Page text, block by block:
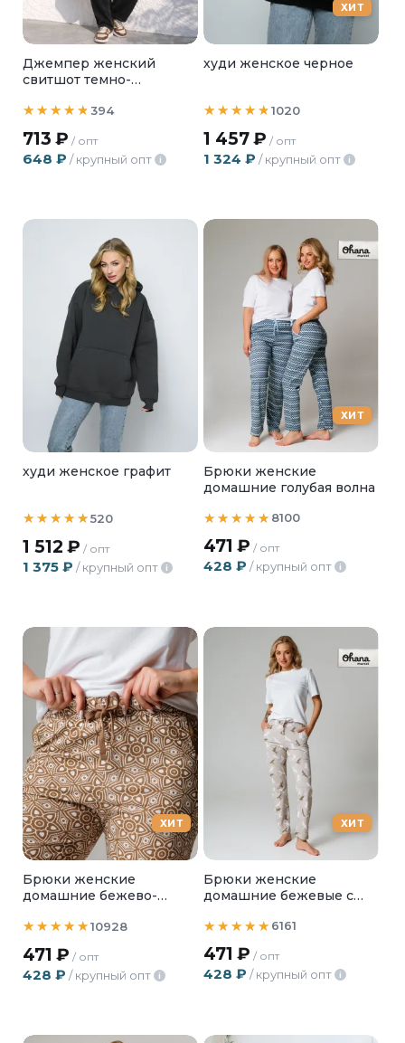
Джемпер женский
свитшот темно-
394
713 ₽ / опт
648 ₽ / крупный опт i
ХИТ
худи женское черное
1020
1 457₽ / опт
1 324 ₽ / крупный опт i
худи женское графит
520
1 512 ₽ / опт
1 375 ₽ / крупный опт i
ХИТ
Брюки женские
домашние голубая волна
8100
471 ₽ / опт
428 ₽ / крупный опт i
ХИТ
Брюки женские
домашние бежево-
10928
471 ₽ / опт
428 ₽ / крупный опт i
ХИТ
Брюки женские
домашние бежевые с
6161
471 ₽ / опт
428 ₽ / крупный опт i